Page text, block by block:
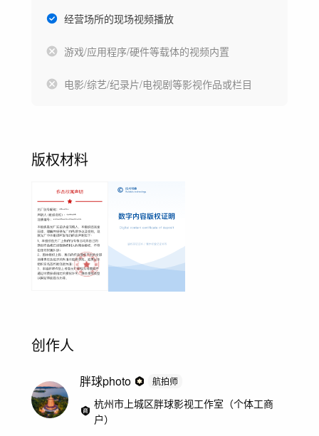
经营场所的现场视频播放
游戏/应用程序/硬件等载体的视频内置
电影/综艺/纪录片/电视剧等影视作品或栏目
版权材料
创作人
胖球photo 航拍师
杭州市上城区胖球影视工作室（个体工商
户）